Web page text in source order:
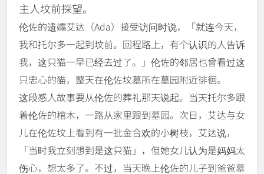
主人坟前探望。
伦佐的遗孀艾达（Ada）接受访问时说，「就连今天，
我和托尔多一起到坟前。回程路上，有个认识的人告诉
我，这只猫一早已经去过了。」 伦佐的邻居也曾看过这
只忠心的猫，整天在伦佐坟墓所在墓园附近徘徊。
这段感人故事要从伦佐的葬礼那天说起。 当天托尔多跟
着伦佐的棺木，一路从家里跟到墓园。 次日，艾达与女
儿在伦佐坟上看到有一批金合欢的小树枝，艾达说，
「当时我立刻想到是这只猫」，但她女儿认为是妈妈太
伤心，想太多了。 不过，当天晚上伦佐的儿子到爸爸墓